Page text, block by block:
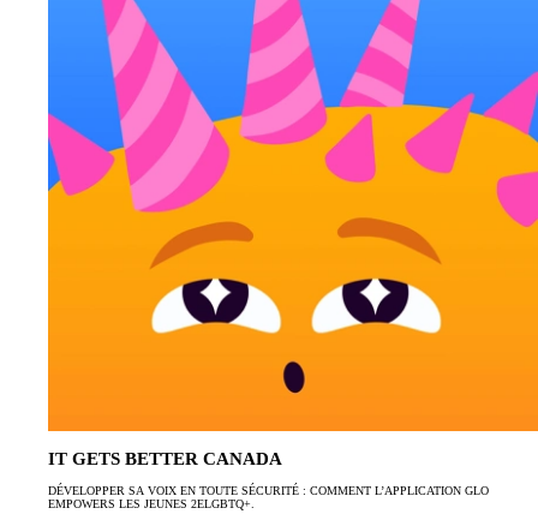
IT GETS BETTER CANADA
DÉVELOPPER SA VOIX EN TOUTE SÉCURITÉ : COMMENT L’APPLICATION GLO
EMPOWERS LES JEUNES 2ELGBTQ+.